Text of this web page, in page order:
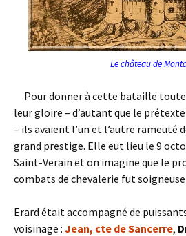
Le château de
Pour donner à cette bataille toute
leur gloire – d’autant que le
– ils avaient l’un et l’autre rameuté
grand prestige. Elle eut lieu le 9
Saint-Verain et on imagine que le
combats de chevalerie fut
Erard était accompagné de
voisinage : Jean, cte de Sancerre,